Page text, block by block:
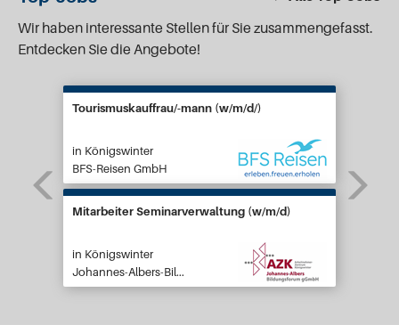
Wir haben interessante Stellen für Sie zusammengefasst.
Entdecken Sie die Angebote!
Tourismuskauffrau/-mann (w/m/d/)
Königswinter
BFS-Reisen GmbH
Mitarbeiter Seminarverwaltung (w/m/d)
Königswinter
Johannes-Albers-Bil...